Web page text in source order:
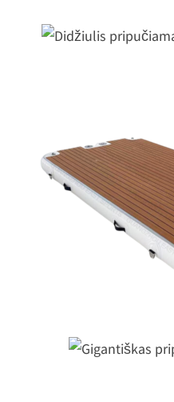
Didžiulis
Pripučiama